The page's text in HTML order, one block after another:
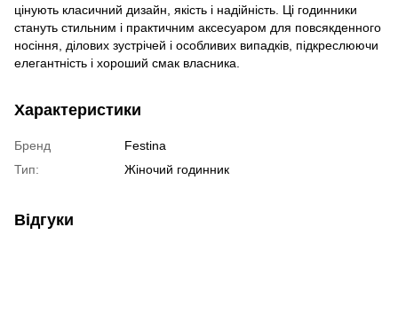
цінують класичний дизайн, якість і надійність. Ці годинники
стануть стильним і практичним аксесуаром для повсякденного
носіння, ділових зустрічей і особливих випадків, підкреслюючи
елегантність і хороший смак власника.
Характеристики
Бренд
Festina
Тип:
Жіночий годинник
Відгуки